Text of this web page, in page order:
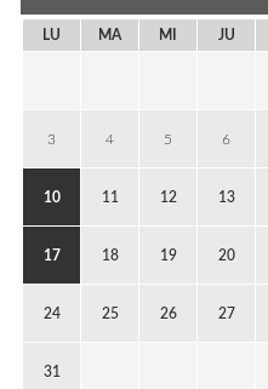
LU MA MI JU
3 4 5 6
10 11 12 13
17 18 19 20
24 25 26 27
31